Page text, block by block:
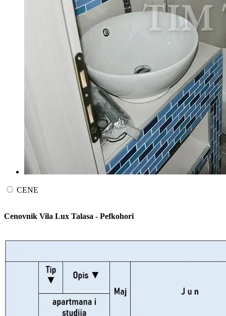
CENE
Cenovnik Vila Lux Talasa - Pefkohori